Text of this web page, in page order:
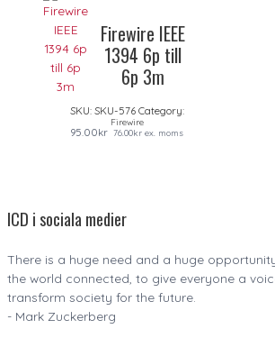
Firewire IEEE
1394 6p till
6p 3m
SKU: SKU-576 Category:
Firewire
95.00kr 76.00kr ex. moms
ICD i sociala medier
There is a huge need and a huge
the world connected, to give everyone a
transform society for the future.
- Mark Zuckerberg